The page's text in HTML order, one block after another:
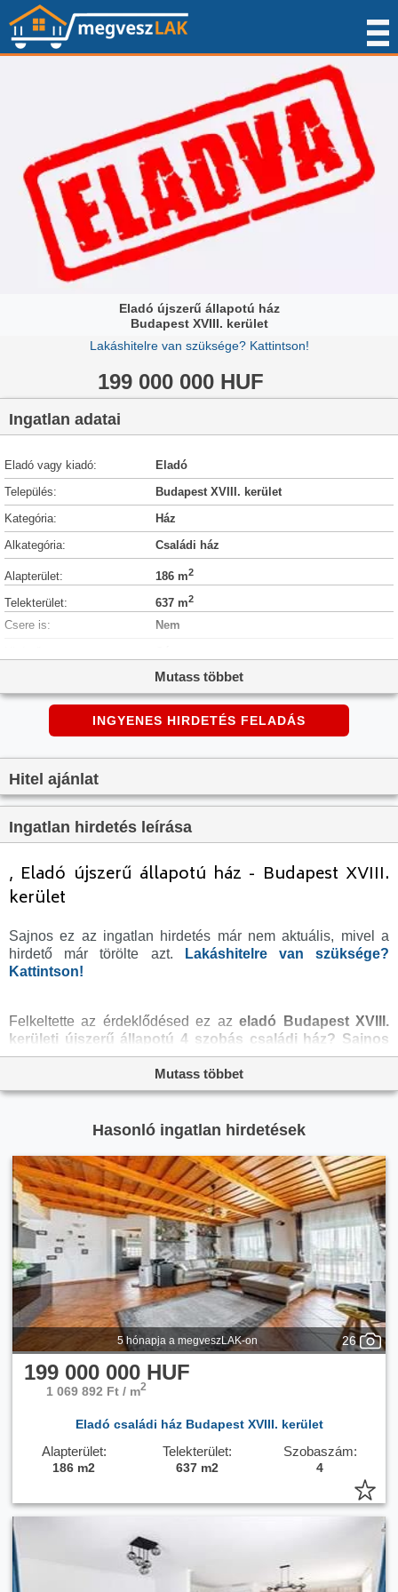
Eladó újszerű állapotú ház
Budapest XVIII. kerület
Lakáshitelre van szüksége? Kattintson!
199 000 000 HUF
Ingatlan adatai
Eladó vagy kiadó:
Eladó
Település:
Budapest XVIII. kerület
Kategória:
Ház
Alkategória:
Családi ház
Alapterület: 186 m2
Telekterület: 637 m2
Csere is:
Nem
Nem
Építés éve:
1985
Szobaszám:
Állapot:
Újszerű, kitűnő
Hány szintes az ingatlan:
Komfortosság:
Parkolási lehetőség:
nincs megadva
Fűtés:
Fényviszony:
Napfényes
Tájolás:
Internet:
nincs megadva
nincs megadva
Van
Víz:
Van
Gáz:
Van
Csatorna:
Van
Mutass többet
INGYENES HIRDETÉS FELADÁS
Hitel ajánlat
Ingatlan hirdetés leírása
, Eladó újszerű állapotú ház - Budapest XVIII.
kerület
Sajnos ez az ingatlan hirdetés már nem aktuális, mivel a
hirdető már törölte azt.
Lakáshitelre van szüksége?
Kattintson!
Felkeltette az érdeklődésed ez azeladó Budapest XVIII.
kerületi újszerű állapotú 4 szobás családi ház? Sajnos
ez az eladó ház hirdetés már nem aktuális.Nézelődj
eladó ház Budapest XVIII. kerület
hirdetései között, vagy térj vissza azeladó ingatlanok
megveszLAK szélesingatlankínálatában. Az
Mutass többet
Hasonló ingatlan hirdetések
5 hónapja a megveszLAK-on 26
199 000 000 HUF
1 069 892 Ft / m2
Eladó családi ház Budapest XVIII. kerület
Alapterület: Telekterület: Szobaszám:
186 m2 637 m2 4